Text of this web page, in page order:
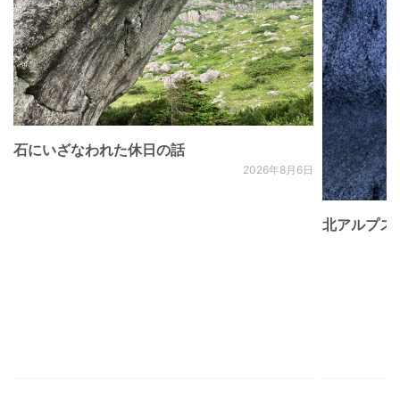
石にいざなわれた休日の話
2026年8月6日
北アルプ